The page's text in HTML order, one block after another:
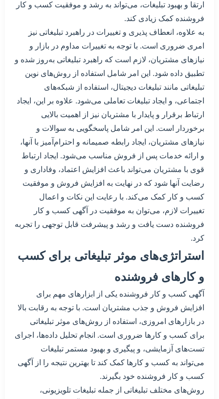
ارتقا و بهبود تبلیغات، می‌تواند به رشد و موفقیت کسب و کار
فروشنده کمک زیادی کند.
به علاوه، انعطاف پذیری و تغییرات در راهبرد تبلیغاتی نیز
امری ضروری است. با توجه به تغییرات مداوم در بازار و
نیازهای مشتریان، لازم است که راهبرد تبلیغاتی به‌روز شده و
تطبیق داده شود. این امر شامل استفاده از روش‌های نوین
تبلیغاتی مانند تبلیغات دیجیتال، استفاده از شبکه‌های
اجتماعی، و ایجاد تبلیغات تعاملی می‌شود. علاوه بر این، ایجاد
ارتباط برقرار و پایدار با مشتریان نیز از اهمیت بالایی
برخوردار است. این امر شامل پاسخگویی به سوالات و
نیازهای مشتریان، ایجاد رابطه صمیمانه و احترام‌آمیز با آنها،
و ارائه خدمات پس از فروش مناسب می‌شود. ایجاد ارتباط
قوی با مشتریان می‌تواند باعث افزایش اعتماد، وفاداری و
رضایت آنها شود که در نهایت به افزایش فروش و موفقیت
کسب و کار کمک می‌کند. با رعایت این نکات و اعمال
تغییرات لازم، می‌توان به موفقیت در آگهی کسب و کار
فروشنده دست یافت و رشد و پیشرفت قابل توجهی را تجربه
کرد.
استراتژی‌های موثر تبلیغاتی برای کسب
و کارهای فروشنده
آگهی کسب و کار فروشنده یکی از ابزارهای مهم برای
افزایش فروش و جذب مشتریان است. با توجه به رقابت بالا
در بازارهای امروزی، استفاده از روش‌های موثر تبلیغاتی
برای کسب و کارها ضروری است. انجام تحلیل داده‌ها، اجرای
تست‌های آزمایشی، و پیگیری و بهبود مستمر تبلیغات
می‌تواند به کسب و کارها کمک کند تا بهترین نتیجه را از آگهی
کسب و کار فروشنده خود بگیرند.
روش‌های مختلف تبلیغاتی از جمله تبلیغات تلویزیونی،